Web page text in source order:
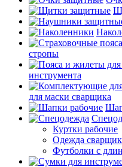
стропы
инструмента
для маски сварщика
Куртки рабочие
Одежда
Футболки с